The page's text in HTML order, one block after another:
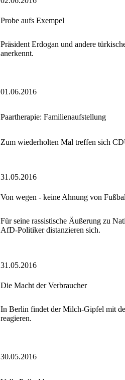
Probe aufs Exempel
Präsident Erdogan und andere
anerkennt.
01.06.2016
Paartherapie: Familienaufstellung
Zum wiederholten Mal treffen sich
31.05.2016
Von wegen - keine Ahnung von
Für seine rassistische Äußerung zu
AfD-Politiker distanzieren sich.
31.05.2016
Die Macht der Verbraucher
In Berlin findet der Milch-Gipfel mit
reagieren.
30.05.2016